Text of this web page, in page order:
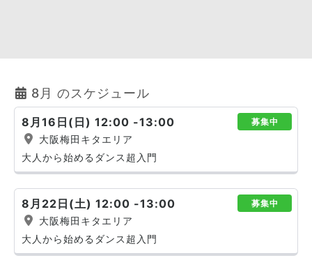
8月 のスケジュール
8月16日(日) 12:00 -13:00 募集中
大阪梅田キタエリア
大人から始めるダンス超入門
8月22日(土) 12:00 -13:00 募集中
大阪梅田キタエリア
大人から始めるダンス超入門